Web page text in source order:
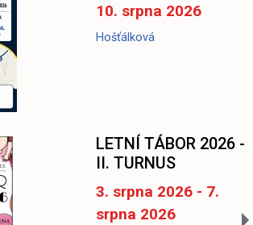
10. srpna 2026
Hošťálková
LETNÍ TÁBOR 2026 -
II. TURNUS
3. srpna 2026 - 7.
srpna 2026